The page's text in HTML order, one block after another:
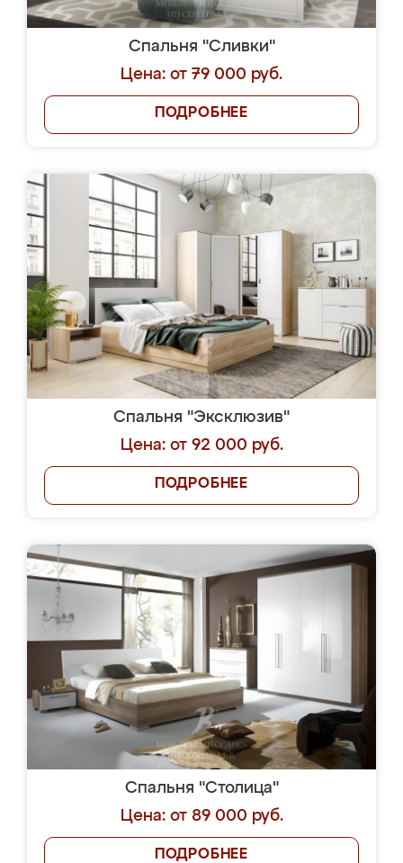
Спальня "Сливки"
Цена: от 79 000 руб.
ПОДРОБНЕЕ
Спальня "Эксклюзив"
Цена: от 92 000 руб.
ПОДРОБНЕЕ
Спальня "Столица"
Цена: от 89 000 руб.
ПОДРОБНЕЕ